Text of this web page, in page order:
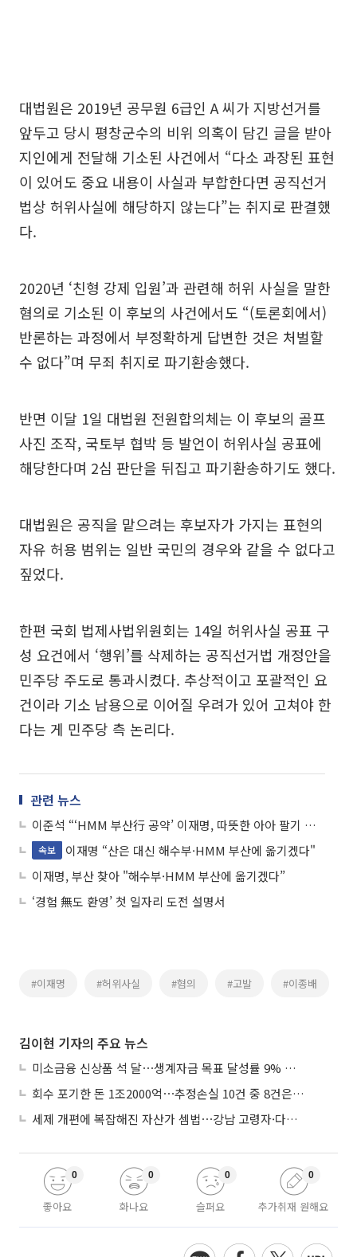
대법원은 2019년 공무원 6급인 A 씨가 지방선거를
앞두고 당시 평창군수의 비위 의혹이 담긴 글을 받아
지인에게 전달해 기소된 사건에서 “다소 과장된 표현
이 있어도 중요 내용이 사실과 부합한다면 공직선거
법상 허위사실에 해당하지 않는다”는 취지로 판결했
다.
2020년 ‘친형 강제 입원’과 관련해 허위 사실을 말한
혐의로 기소된 이 후보의 사건에서도 “(토론회에서)
반론하는 과정에서 부정확하게 답변한 것은 처벌할
수 없다”며 무죄 취지로 파기환송했다.
반면 이달 1일 대법원 전원합의체는 이 후보의 골프
사진 조작, 국토부 협박 등 발언이 허위사실 공표에
해당한다며 2심 판단을 뒤집고 파기환송하기도 했다.
대법원은 공직을 맡으려는 후보자가 가지는 표현의
자유 허용 범위는 일반 국민의 경우와 같을 수 없다고
짚었다.
한편 국회 법제사법위원회는 14일 허위사실 공표 구
성 요건에서 ‘행위’를 삭제하는 공직선거법 개정안을
민주당 주도로 통과시켰다. 추상적이고 포괄적인 요
건이라 기소 남용으로 이어질 우려가 있어 고쳐야 한
다는 게 민주당 측 논리다.
관련 뉴스
이준석 “‘HMM 부산行 공약’ 이재명, 따뜻한 아아 팔기 시작”
속보
이재명 “산은 대신 해수부·HMM 부산에 옮기겠다"
이재명, 부산 찾아 "해수부·HMM 부산에 옮기겠다”
‘경험 無도 환영’ 첫 일자리 도전 설명서
#이재명 #허위사실 #혐의 #고발 #이종배
김이현 기자의 주요 뉴스
미소금융 신상품 석 달⋯생계자금 목표 달성률 9% 그쳐
회수 포기한 돈 1조2000억⋯추정손실 10건 중 8건은 기업대출
세제 개편에 복잡해진 자산가 셈법⋯강남 고령자·다주택자 ‘자산재편 고심’
좋아요
0
화나요
0
슬퍼요
0
추가취재 원해요
0